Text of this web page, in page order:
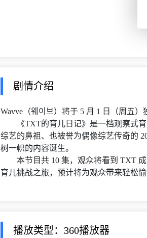
剧情介绍
Wavve（웨이브）将于 5 月 1 日（周五
《TXT的育儿日记》是一档观察式育
综艺的鼻祖、也被誉为偶像综艺传奇的
树一帜的内容诞生。
本节目共 10 集，观众将看到 TXT 成
育儿挑战之旅，预计将为观众带来轻松
播放类型：360播放器